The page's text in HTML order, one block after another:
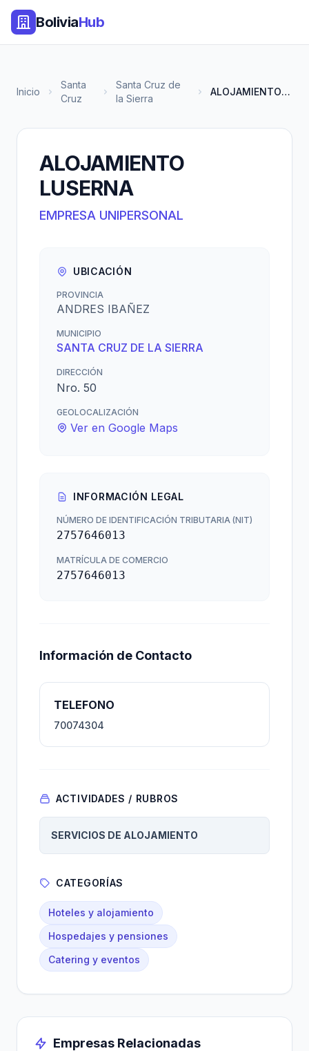
BoliviaHub
Inicio
Santa
Cruz
Santa Cruz de
la Sierra
ALOJAMIENTO LUSERNA
ALOJAMIENTO
LUSERNA
EMPRESA UNIPERSONAL
UBICACIÓN
PROVINCIA
ANDRES IBAÑEZ
MUNICIPIO
SANTA CRUZ DE LA SIERRA
DIRECCIÓN
Nro. 50
GEOLOCALIZACIÓN
Ver en Google Maps
INFORMACIÓN LEGAL
NÚMERO DE IDENTIFICACIÓN TRIBUTARIA (NIT)
2757646013
MATRÍCULA DE COMERCIO
2757646013
Información de Contacto
TELEFONO
70074304
ACTIVIDADES / RUBROS
SERVICIOS DE ALOJAMIENTO
CATEGORÍAS
Hoteles y alojamiento
Hospedajes y pensiones
Catering y eventos
Empresas Relacionadas